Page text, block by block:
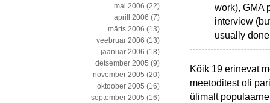
work), GMA
interview
usually
Kõik 19 erinevat
meetoditest oli
ülimalt
mai 2006 (22)
aprill 2006 (7)
märts 2006 (13)
veebruar 2006 (13)
jaanuar 2006 (18)
detsember 2005 (9)
november 2005 (20)
oktoober 2005 (16)
september 2005 (16)